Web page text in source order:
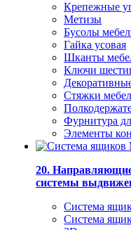
Крепежные
Метизы
Бусолы
Гайка усовая
Шканты
Ключи
Стяжки
Фурнитура
Элементы
20.
системы
Система
Система